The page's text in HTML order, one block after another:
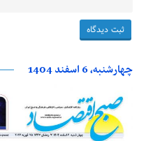
چهارشنبه، 6 اسفند 1404